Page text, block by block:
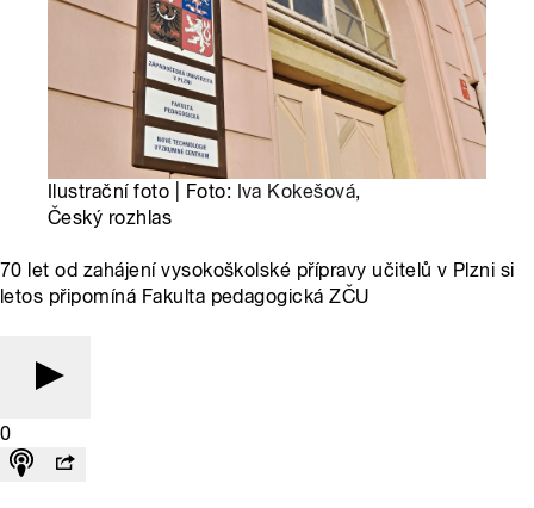
Ilustrační foto | Foto: Iva Kokešová,
Český rozhlas
70 let od zahájení vysokoškolské přípravy učitelů v Plzni si
letos připomíná Fakulta pedagogická ZČU
0